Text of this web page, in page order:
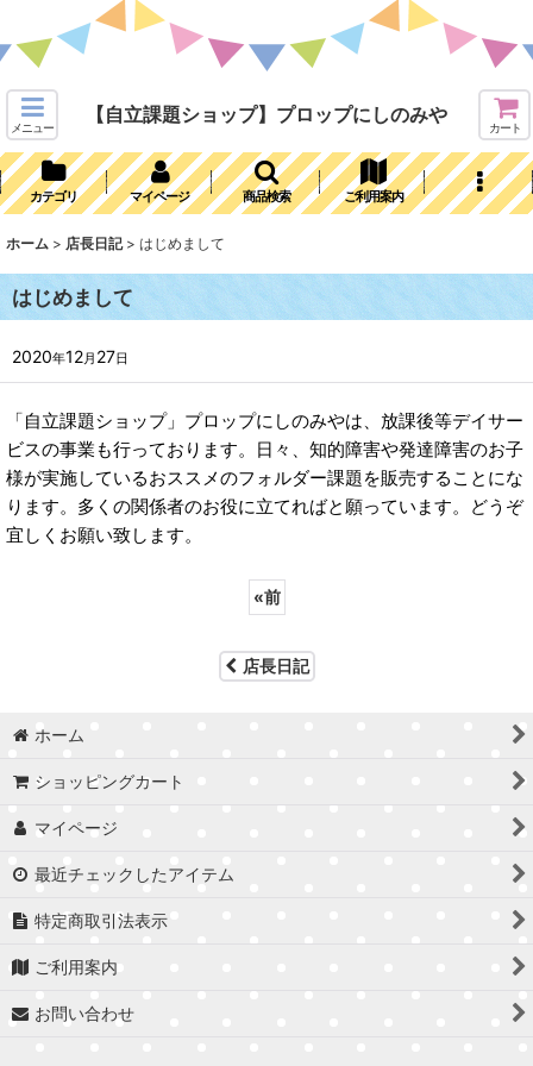
メニュー
【自立課題ショップ】プロップにしのみや
カート
カテゴリ マイページ 商品検索 ご利用案内
ホーム > 店長日記 > はじめまして
はじめまして
2020年12月 27日
「自立課題ショップ」プロップにしのみやは、放課後等デイサー
ビスの事業も行っております。日々、知的障害や発達障害のお子
様が実施しているおススメのフォルダー課題を販売することにな
ります。多くの関係者のお役に立てればと願っています。どうぞ
宜しくお願い致します。
«前
店長日記
ホーム
ショッピングカート
マイページ
最近チェックしたアイテム
特定商取引法表示
ご利用案内
お問い合わせ